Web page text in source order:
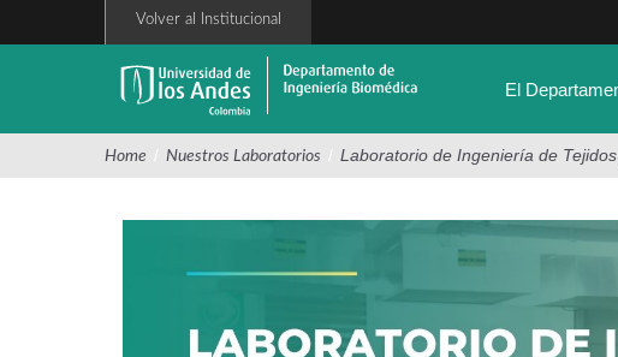
Volver al Institucional
El
Home / Nuestros Laboratorios / Laboratorio de Ingeniería de